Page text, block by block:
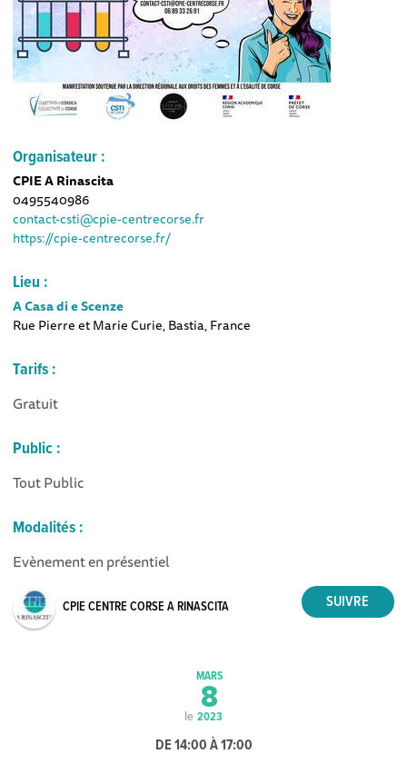
Organisateur :
CPIE A Rinascita
0495540986
contact-csti@cpie-centrecorse.fr
https://cpie-centrecorse.fr/
Lieu :
A Casa di e Scenze
Rue Pierre et Marie Curie, Bastia, France
Tarifs :
Gratuit
Public :
Tout Public
Modalités :
Evènement en présentiel
CPIE CENTRE CORSE A RINASCITA
le
MARS
8
2023
DE 14:00 À 17:00